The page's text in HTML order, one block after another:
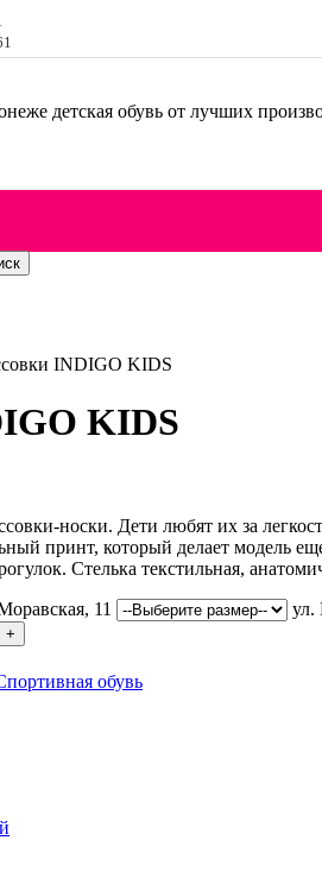
детская обувь от лучших
INDIGO KIDS
KIDS
носки. Дети любят их за
принт, который делает модель
Стелька текстильная,
11
ул.
обувь